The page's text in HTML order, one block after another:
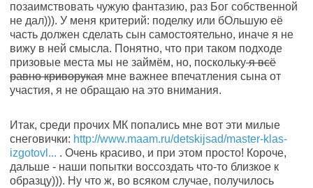
позаимствовать чужую фантазию, раз Бог собственной
не дал))). У меня критерий: поделку или бОльшую её
часть должен сделать сын самостоятельно, иначе я не
вижу в ней смысла. Понятно, что при таком подходе
призовые места мы не займём, но, посколькуя всё
равно криворукая мне важнее впечатления сына от
участия, я не обращаю на это внимания.
Итак, среди прочих МК попались мне вот эти милые
снеговички: http://www.maam.ru/detskijsad/master-klas-
izgotovl... . Очень красиво, и при этом просто! Короче,
дальше - наши попытки воссоздать что-то близкое к
образцу))). Ну что ж, во всяком случае, получилось